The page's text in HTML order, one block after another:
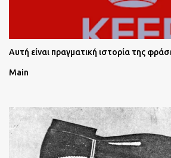
Αυτή είναι πραγματική ιστορία της
Main